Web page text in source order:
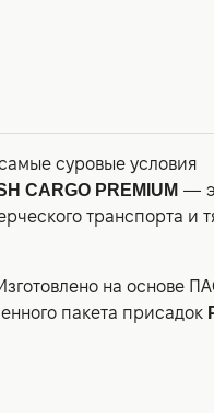
суровые условия
CARGO PREMIUM —
транспорта и
на основе
пакета присадок